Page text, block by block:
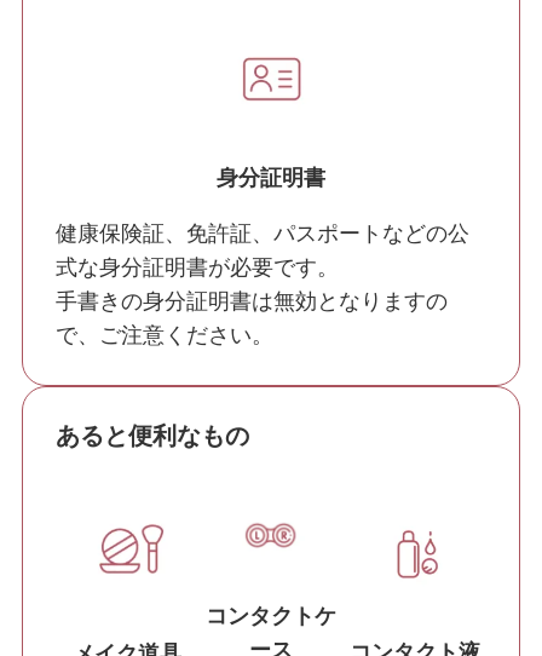
身分証明書
健康保険証、免許証、パスポートなどの公
式な身分証明書が必要です。
手書きの身分証明書は無効となりますの
で、ご注意ください。
あると便利なもの
コンタクトケ
ース